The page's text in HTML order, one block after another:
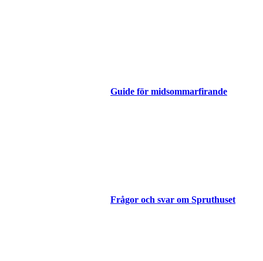
Guide för midsommarfirande
Frågor och svar om Spruthuset